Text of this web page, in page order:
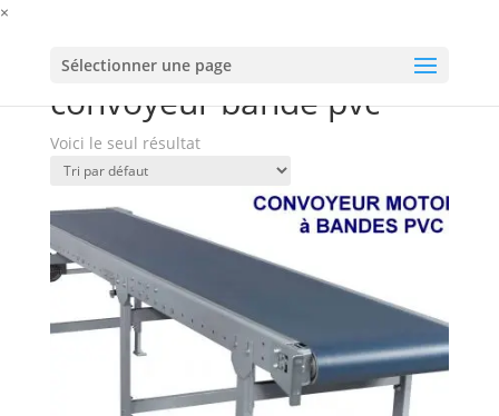
×
Sélectionner une page
bande pvc”
convoyeur bande pvc
Voici le seul résultat